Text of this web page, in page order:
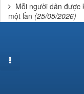
Mỗi người dân được
một lần (25/05/2026)
Sử dụng thuốc lá,
thương phổi, tim và